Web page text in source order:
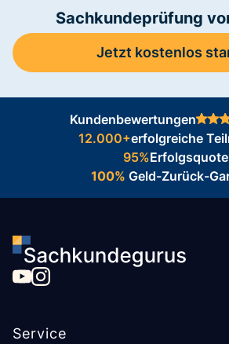
Sachkundeprüfung
Jetzt kostenlos
Kundenbewertungen
12.000+erfolgreiche
95%Erfolgsquote
100% Geld-Zurück-
Service